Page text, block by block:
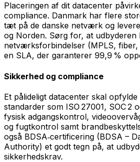
Placeringen af dit datacenter
compliance. Danmark har flere
tæt på de danske netværk og
og Norden. Sørg for, at udbyderen
netværksforbindelser (MPLS,
en SLA, der garanterer 99,9 %
Sikkerhed og compliance
Et pålideligt datacenter skal
standarder som ISO 27001, SOC 2
fysisk adgangskontrol,
og fugtkontrol samt
også BDSA‑certificering (BDSA –
Authority) et godt tegn på, at
sikkerhedskrav.